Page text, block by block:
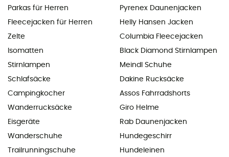
Parkas für Herren
Fleecejacken für Herren
Zelte
Isomatten
Stirnlampen
Schlafsäcke
Campingkocher
Wanderrucksäcke
Eisgeräte
Wanderschuhe
Trailrunningschuhe
Pyrenex Daunenjacken
Helly Hansen Jacken
Columbia Fleecejacken
Black Diamond Stirnlampen
Meindl Schuhe
Dakine Rucksäcke
Assos Fahrradshorts
Giro Helme
Rab Daunenjacken
Hundegeschirr
Hundeleinen